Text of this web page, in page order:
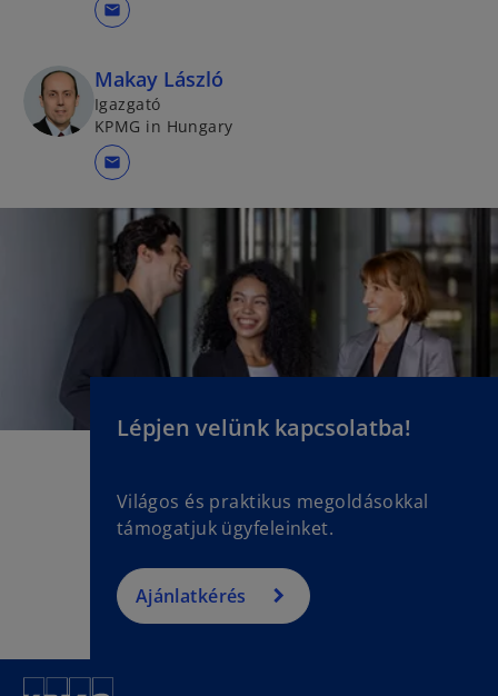
mail
Makay László
Igazgató
KPMG in Hungary
mail
Lépjen velünk kapcsolatba!
Világos és praktikus megoldásokkal
támogatjuk ügyfeleinket.
Ajánlatkérés